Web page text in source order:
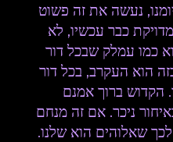
נעשה את זה פשוט
כבר עכשיו, לא
כמו עמלק שבכל דור
הוא העקרב, בכל דור
הקדוש ברוך אמנם
ניכר. אם זה מנחם
שאלוהים הוא שלנו.